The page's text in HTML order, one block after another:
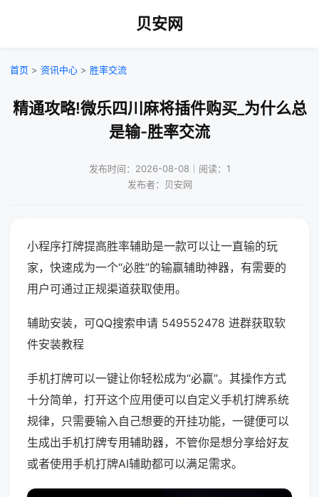
贝安网
首页 > 资讯中心 > 胜率交流
精通攻略!微乐四川麻将插件购买_为什么总
是输-胜率交流
发布时间：2026-08-08｜阅读：1
发布者：贝安网
小程序打牌提高胜率辅助是一款可以让一直输的玩
家，快速成为一个“必胜”的输赢辅助神器，有需要的
用户可通过正规渠道获取使用。
辅助安装，可QQ搜索申请 549552478 进群获取软
件安装教程
手机打牌可以一键让你轻松成为“必赢”。其操作方式
十分简单，打开这个应用便可以自定义手机打牌系统
规律，只需要输入自己想要的开挂功能，一键便可以
生成出手机打牌专用辅助器，不管你是想分享给好友
或者使用手机打牌AI辅助都可以满足需求。